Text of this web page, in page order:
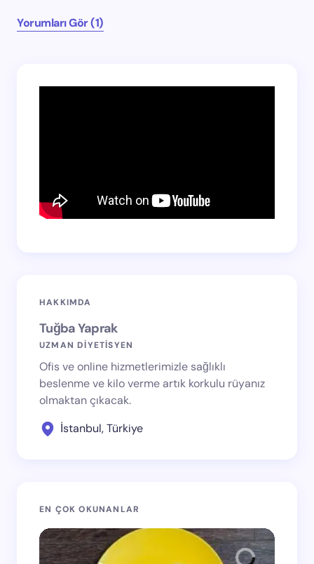
Yorumları Gör (1)
HAKKIMDA
Tuğba Yaprak
UZMAN DİYETİSYEN
Ofis ve online hizmetlerimizle sağlıklı
beslenme ve kilo verme artık korkulu rüyanız
olmaktan çıkacak.
İstanbul, Türkiye
EN ÇOK OKUNANLAR